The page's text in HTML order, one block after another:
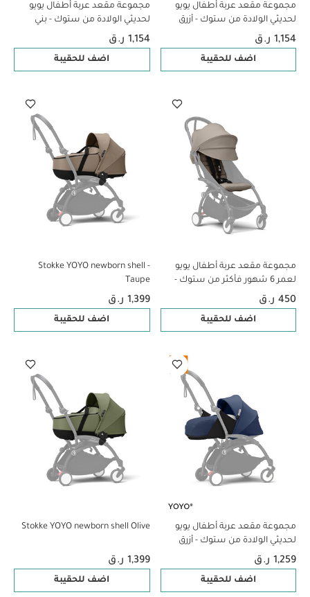
مجموعة مقعد عربة أطفال يويو
لحديثي الولادة من ستوك - أزرق
فاتح
1,154 ر.ق
اضف للحقيبة
مجموعة مقعد عربة أطفال يويو
لحديثي الولادة من ستوك - بني
1,154 ر.ق
اضف للحقيبة
مجموعة مقعد عربة أطفال يويو
لعمر 6 شهور فأكثر من ستوك -
بيج
450 ر.ق
اضف للحقيبة
Stokke YOYO newborn shell -
Taupe
1,399 ر.ق
اضف للحقيبة
مجموعة مقعد عربة أطفال يويو
لحديثي الولادة من ستوك - أزرق
1,259 ر.ق
اضف للحقيبة
Stokke YOYO newborn shell Olive
1,399 ر.ق
اضف للحقيبة